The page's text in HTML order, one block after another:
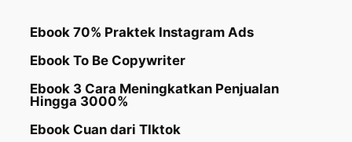
Ebook 70% Praktek Instagram Ads
Ebook To Be Copywriter
Ebook 3 Cara Meningkatkan Penjualan
Hingga 3000%
Ebook Cuan dari TIktok